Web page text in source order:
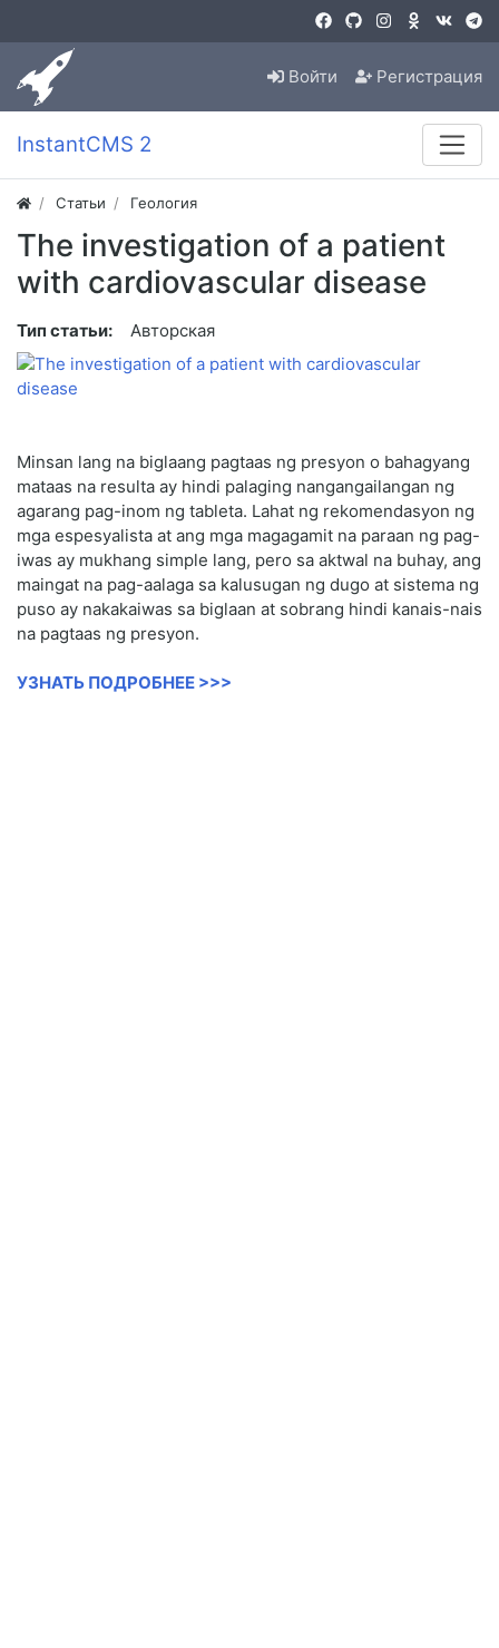
Войти Регистрация
InstantCMS 2
Статьи Геология
The investigation of a patient
with cardiovascular disease
Тип статьи: Авторская
Minsan lang na biglaang pagtaas ng presyon o bahagyang
mataas na resulta ay hindi palaging nangangailangan ng
agarang pag-inom ng tableta. Lahat ng rekomendasyon ng
mga espesyalista at ang mga magagamit na paraan ng pag-
iwas ay mukhang simple lang, pero sa aktwal na buhay, ang
maingat na pag-aalaga sa kalusugan ng dugo at sistema ng
puso ay nakakaiwas sa biglaan at sobrang hindi kanais-nais
na pagtaas ng presyon.
УЗНАТЬ ПОДРОБНЕЕ >>>